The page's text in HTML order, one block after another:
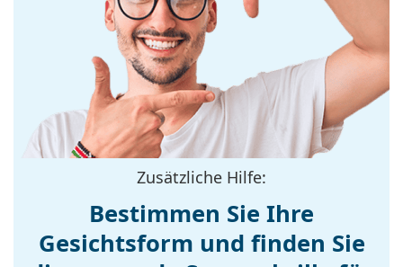
Entdecken Sie das gesamte Sortiment der
Sonnenbrillen
, um weitere Modelle beliebter Marken
Kunststoff
M
Brillenbreite:
139 mm
Bügellänge:
145 mm
Stegbreite:
15 mm
325 g
Nasenpads:
Nein
Zusätzliche Hilfe:
Bestimmen Sie Ihre
Gesichtsform und finden Sie